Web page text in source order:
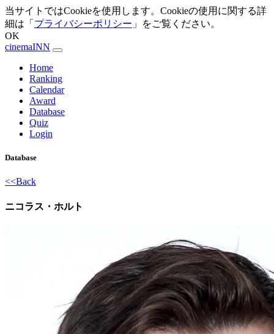
当サイトではCookieを使用します。Cookieの使用に関する詳
細は「 プライバシーポリシー 」をご覧ください。
OK
cinemaINN
Home
Ranking
Calendar
Award
Database
Quiz
Login
Database
<<Back
ニコラス・ホルト